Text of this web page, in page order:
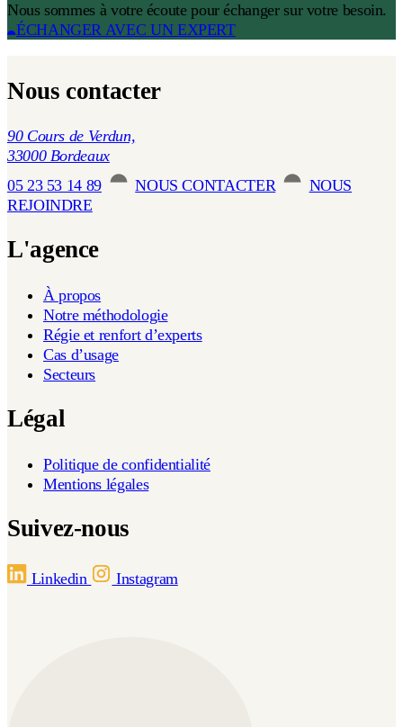
Nous sommes à votre écoute pour échanger sur votre besoin.
ÉCHANGER AVEC UN EXPERT
Nous contacter
90 Cours de Verdun,
33000 Bordeaux
05 23 53 14 89
NOUS CONTACTER
NOUS
REJOINDRE
L'agence
À propos
Notre méthodologie
Régie et renfort d’experts
Cas d’usage
Secteurs
Légal
Politique de confidentialité
Mentions légales
Suivez-nous
Linkedin Instagram